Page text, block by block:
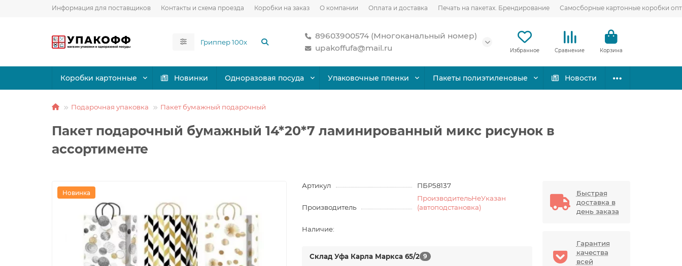
Информация для поставщиков Контакты и схема проезда Коробки на заказ О компании Оплата и доставка Печать на пакетах. Брендирование Самосборные картонные коробки
89603900574 (Многоканальный номер)
upakoffufa@mail.ru
Избранное Сравнение Корзина
Коробки картонные Новинки Одноразовая посуда Упаковочные пленки Пакеты полиэтиленовые Новости
Подарочная упаковка Пакет бумажный подарочный
Пакет подарочный бумажный 14*20*7 ламинированный микс рисунок в
ассортименте
Новинка
Артикул ПБР58137
Производитель
ПроизводительНеУказан
(автоподстановка)
Наличие:
Склад Уфа Карла Маркса 65/2 9
Быстрая
доставка в
день заказа
Гарантия
качества
всей